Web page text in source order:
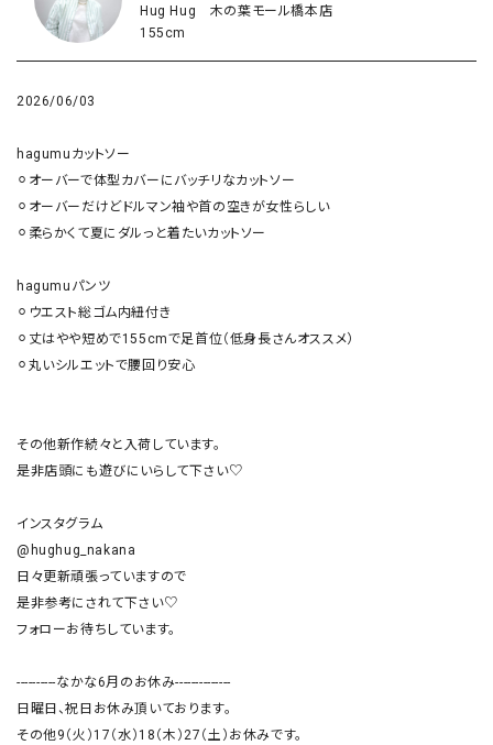
Hug Hug 木の葉モール橋本店
155cm
2026/06/03
hagumuカットソー
⚪︎オーバーで体型カバーにバッチリなカットソー
⚪︎オーバーだけどドルマン袖や首の空きが女性らしい
⚪︎柔らかくて夏にダルっと着たいカットソー
hagumuパンツ
⚪︎ウエスト総ゴム内紐付き
⚪︎丈はやや短めで155cmで足首位（低身長さんオススメ）
⚪︎丸いシルエットで腰回り安心
その他新作続々と入荷しています。
是非店頭にも遊びにいらして下さい♡
インスタグラム
@hughug_nakana
日々更新頑張っていますので
是非参考にされて下さい♡
フォローお待ちしています。
----------なかな6月のお休み--------------
日曜日、祝日お休み頂いております。
その他9（火）17（水）18（木）27（土）お休みです。